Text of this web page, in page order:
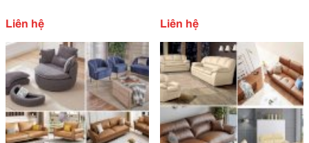
Liên hệ Liên hệ